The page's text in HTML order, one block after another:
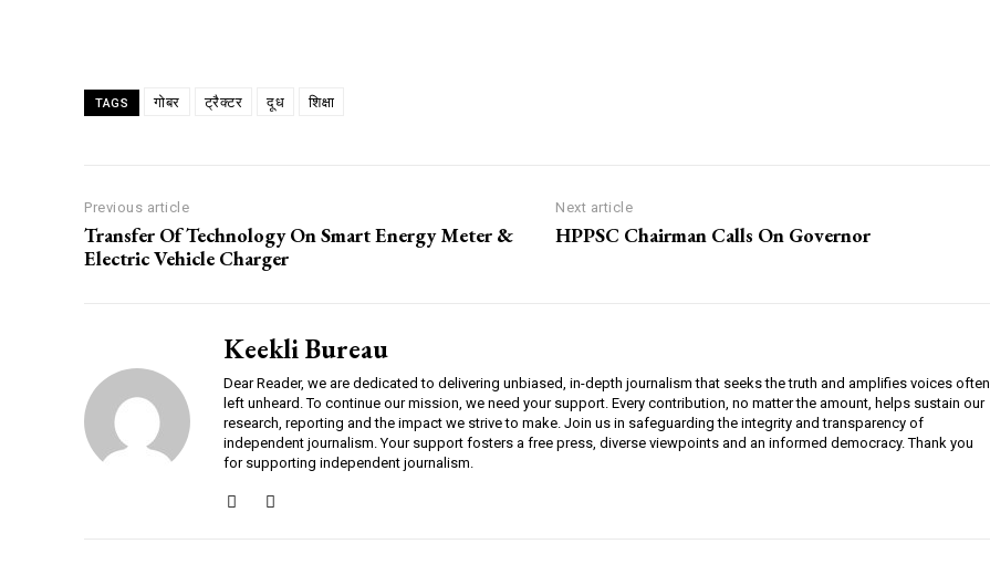
TAGS गोबर ट्रैक्टर दूध शिक्षा
Previous article
Transfer Of Technology On Smart Energy Meter &
Electric Vehicle Charger
Next article
HPPSC Chairman Calls On Governor
Keekli Bureau
Dear Reader, we are dedicated to delivering unbiased, in-depth journalism that seeks the truth and amplifies voices often
left unheard. To continue our mission, we need your support. Every contribution, no matter the amount, helps sustain our
research, reporting and the impact we strive to make. Join us in safeguarding the integrity and transparency of
independent journalism. Your support fosters a free press, diverse viewpoints and an informed democracy. Thank you
for supporting independent journalism.